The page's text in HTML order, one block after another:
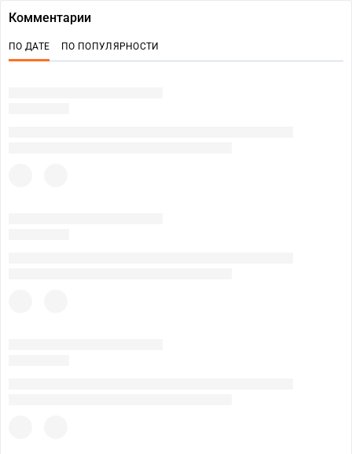
Комментарии
ПО ДАТЕ ПО ПОПУЛЯРНОСТИ